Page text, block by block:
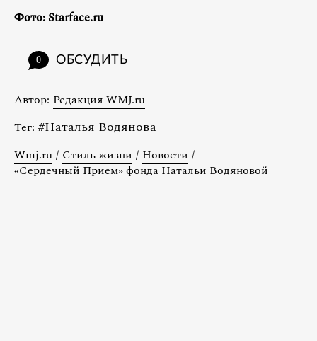
Фото: Starface.ru
0 ОБСУДИТЬ
Автор: Редакция WMJ.ru
Тег: #Наталья Водянова
Wmj.ru / Стиль жизни / Новости /
«Сердечный Прием» фонда Натальи Водяновой